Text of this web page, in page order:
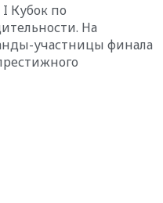
Кубок по
На
участницы финала